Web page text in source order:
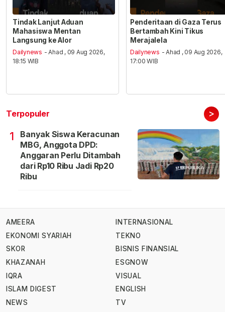
Tindak Lanjut Aduan
Mahasiswa Mentan
Langsung ke Alor
Dailynews - Ahad , 09 Aug 2026,
18:15 WIB
Penderitaan di Gaza Terus
Bertambah Kini Tikus
Merajalela
Dailynews - Ahad , 09 Aug 2026,
17:00 WIB
Terpopuler >
1
Banyak Siswa Keracunan
MBG, Anggota DPD:
Anggaran Perlu Ditambah
dari Rp10 Ribu Jadi Rp20
Ribu
AMEERA
EKONOMI SYARIAH
SKOR
KHAZANAH
IQRA
ISLAM DIGEST
NEWS
INTERNASIONAL
TEKNO
BISNIS FINANSIAL
ESGNOW
VISUAL
ENGLISH
TV